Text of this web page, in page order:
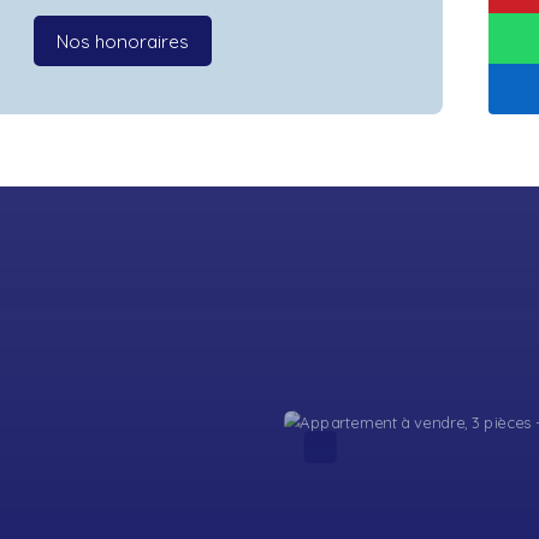
Nos honoraires